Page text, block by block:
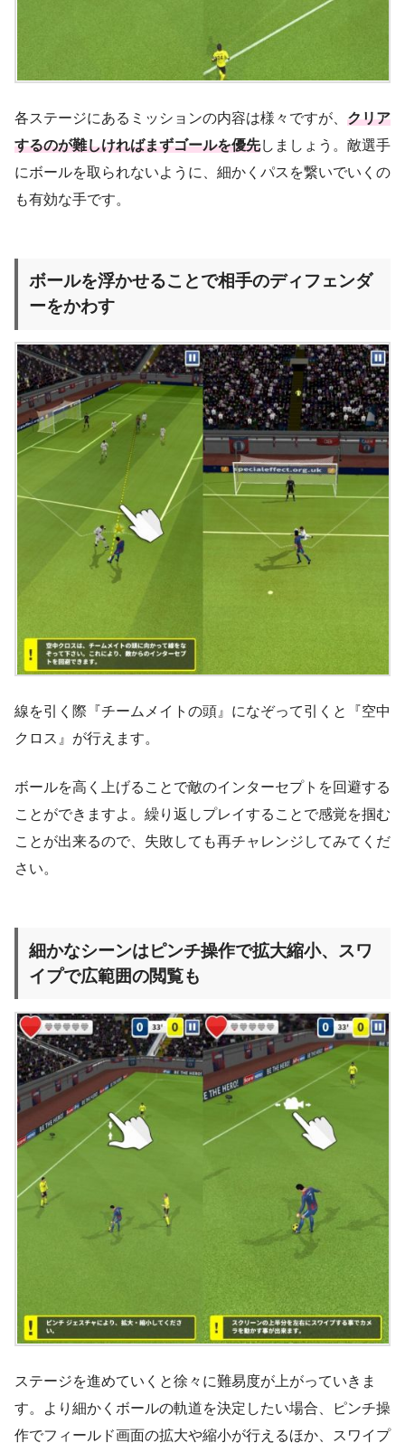
各ステージにあるミッションの内容は様々ですが、 クリア
するのが難しければまずゴールを優先しましょう。敵選手
にボールを取られないように、細かくパスを繋いでいくの
も有効な手です。
ボールを浮かせることで相手のディフェンダ
ーをかわす
線を引く際『チームメイトの頭』になぞって引くと『空中
クロス』が行えます。
ボールを高く上げることで敵のインターセプトを回避する
ことができますよ。繰り返しプレイすることで感覚を掴む
ことが出来るので、失敗しても再チャレンジしてみてくだ
さい。
細かなシーンはピンチ操作で拡大縮小、スワ
イプで広範囲の閲覧も
ステージを進めていくと徐々に難易度が上がっていきま
す。より細かくボールの軌道を決定したい場合、ピンチ操
作でフィールド画面の拡大や縮小が行えるほか、スワイプ